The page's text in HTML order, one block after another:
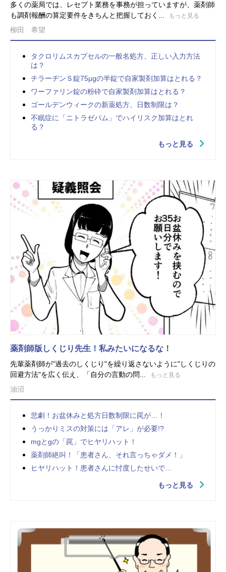
多くの薬局では、レセプト業務を事務が担っていますが、薬剤師
も調剤報酬の算定要件をきちんと把握しておく...
もっと見る
柳田 希望
タクロリムスカプセルの一般名処方、正しい入力方法
は？
チラーヂンＳ錠75µgの半錠で自家製剤加算はとれる？
ワーファリン錠の粉砕で自家製剤加算はとれる？
ゴールデンウィークの新薬処方、日数制限は？
不眠症に「ニトラゼパム」でハイリスク加算はとれ
る？
もっと見る
薬剤師版しくじり先生！私みたいになるな！
先輩薬剤師が"過去のしくじり"を繰り返さないように"しくじりの
回避方法"を広く伝え、「自分の言動の問...
もっと見る
油沼
悲劇！お盆休みと処方日数制限に罠が…！
うっかりミスの対策には「アレ」が必要!?
mgとgの「罠」でヒヤリハット！
薬剤師絶叫！「患者さん、それ言っちゃダメ！」
ヒヤリハット！患者さんに忖度したせいで…
もっと見る